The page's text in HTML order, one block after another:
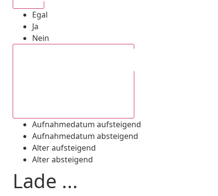
Egal
Ja
Nein
Aufnahmedatum aufsteigend
Aufnahmedatum absteigend
Alter aufsteigend
Alter absteigend
Lade ...